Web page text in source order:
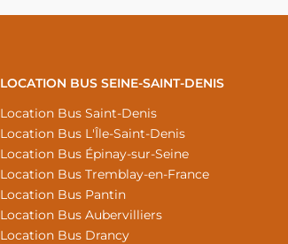
LOCATION BUS SEINE-SAINT-DENIS
Location Bus Saint-Denis
Location Bus L'Île-Saint-Denis
Location Bus Épinay-sur-Seine
Location Bus Tremblay-en-France
Location Bus Pantin
Location Bus Aubervilliers
Location Bus Drancy